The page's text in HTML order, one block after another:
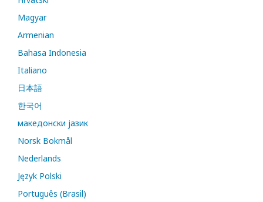
Magyar
Armenian
Bahasa Indonesia
Italiano
日本語
한국어
македонски јазик
Norsk Bokmål
Nederlands
Język Polski
Português (Brasil)